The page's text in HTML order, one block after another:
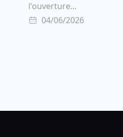
l'ouverture...
04/06/2026